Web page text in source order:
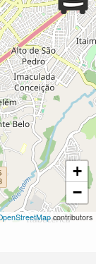
+
−
contributors